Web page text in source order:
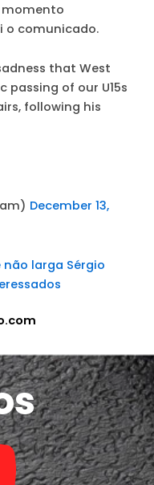
momento
o comunicado.
that West
of our U15s
following his
December 13,
não larga Sérgio